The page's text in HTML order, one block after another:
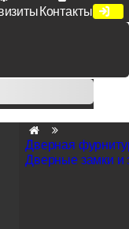
Контакты
от 50 тыс. руб
Melodia, Forme при
Дверная
Дверные замки и